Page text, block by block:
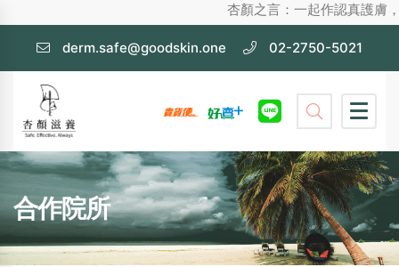
杏顏之言：一起作認真護
derm.safe@goodskin.one 02-2750-5021
合作院所